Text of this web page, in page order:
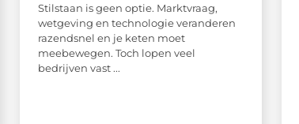
Stilstaan is geen optie. Marktvraag,
wetgeving en technologie veranderen
razendsnel en je keten moet
meebewegen. Toch lopen veel
bedrijven vast ...